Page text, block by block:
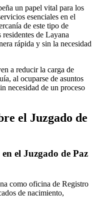
un papel vital para los
esenciales en el
de este tipo de
de Layana
rápida y sin la necesidad
a reducir la carga de
al ocuparse de asuntos
necesidad de un proceso
el Juzgado de
el Juzgado de Paz
como oficina de Registro
de nacimiento,